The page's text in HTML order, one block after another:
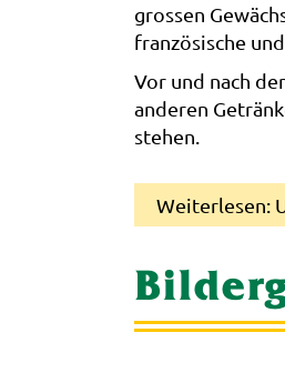
grossen
französische
Vor und nach
anderen
stehen.
Weiterlesen: